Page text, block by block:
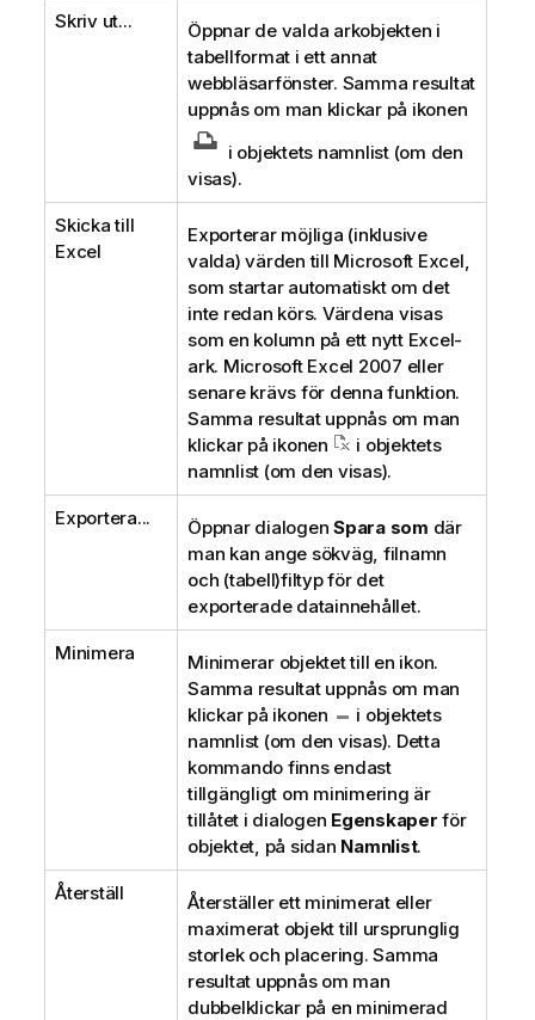
Skriv ut...
Öppnar de valda arkobjekten i
tabellformat i ett annat
webbläsarfönster. Samma resultat
uppnås om man klickar på ikonen
i objektets namnlist (om den
visas).
Skicka till
Excel
Exporterar möjliga (inklusive
valda) värden till Microsoft Excel,
som startar automatiskt om det
inte redan körs. Värdena visas
som en kolumn på ett nytt Excel-
ark. Microsoft Excel 2007 eller
senare krävs för denna funktion.
Samma resultat uppnås om man
klickar på ikonen
i objektets
namnlist (om den visas).
Exportera... Öppnar dialogen Spara som där
man kan ange sökväg, filnamn
och (tabell)filtyp för det
exporterade datainnehållet.
Minimera
Minimerar objektet till en ikon.
Samma resultat uppnås om man
klickar på ikonen
i objektets
namnlist (om den visas). Detta
kommando finns endast
tillgängligt om minimering är
tillåtet i dialogen Egenskaper för
objektet, på sidan Namnlist.
Återställ
Återställer ett minimerat eller
maximerat objekt till ursprunglig
storlek och placering. Samma
resultat uppnås om man
dubbelklickar på en minimerad